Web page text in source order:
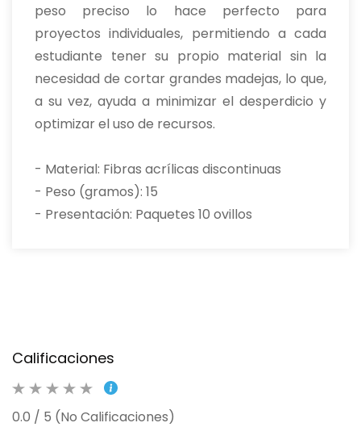
peso preciso lo hace perfecto para
proyectos individuales, permitiendo a cada
estudiante tener su propio material sin la
necesidad de cortar grandes madejas, lo que,
a su vez, ayuda a minimizar el desperdicio y
optimizar el uso de recursos.
- Material: Fibras acrílicas discontinuas
- Peso (gramos): 15
- Presentación: Paquetes 10 ovillos
Calificaciones
0.0 / 5 (No Calificaciones)